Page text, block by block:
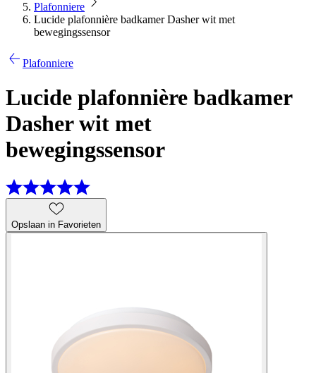
Plafonniere
Lucide plafonnière badkamer Dasher wit met
bewegingssensor
Plafonniere
Lucide plafonnière badkamer
Dasher wit met
bewegingssensor
Opslaan in Favorieten